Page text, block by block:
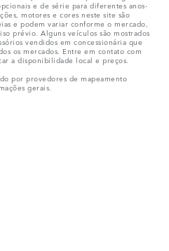
e de série para diferentes anos-
motores e cores neste site são
e podem variar conforme o mercado,
prévio. Alguns veículos são mostrados
vendidos em concessionária que
os mercados. Entre em contato com
a disponibilidade local e preços.
por provedores de mapeamento
gerais.